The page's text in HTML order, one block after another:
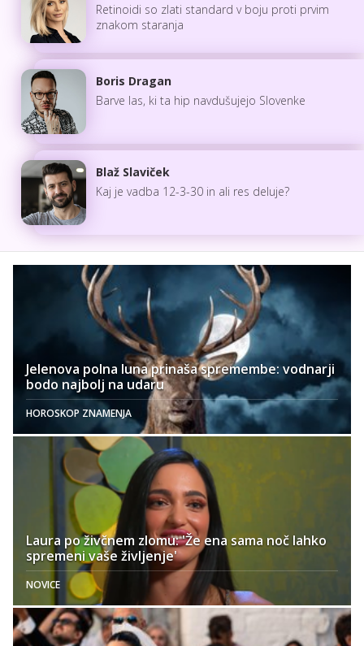
Retinoidi so zlati standard v boju proti prvim
znakom staranja
Boris Dragan
Barve las, ki ta hip navdušujejo Slovenke
Blaž Slaviček
Kaj je vadba 12-3-30 in ali res deluje?
Jelenova polna luna prinaša spremembe: vodnarji
bodo najbolj na udaru
HOROSKOP ZNAMENJA
Laura po živčnem zlomu: 'Že ena sama noč lahko
spremeni vaše življenje'
NOVICE